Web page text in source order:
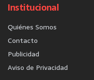
Institucional
Quiénes Somos
Contacto
Publicidad
Aviso de Privacidad